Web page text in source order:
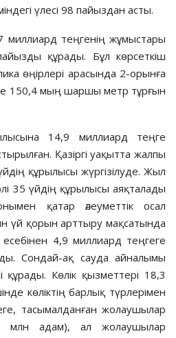
үлесі 98 пайыздан асты.
миллиард теңгенің жұмыстары
құрады. Бұл көрсеткіш
өңірлері арасында 2-орынға
150,4 мың шаршы метр тұрғын
14,9 миллиард теңге
Қазіргі уақытта жалпы
құрылысы жүргізілуде. Жыл
35 үйдің құрылысы аяқталады
қатар әлеуметтік осал
үй қорын арттыру мақсатында
4,9 миллиард теңгеге
Сондай-ақ сауда айналымы
Көлік қызметтері 18,3
көліктің барлық түрлерімен
тасымалданған жолаушылар
млн адам), ал жолаушылар